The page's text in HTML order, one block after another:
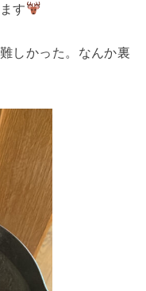
す
しかった。なんか裏